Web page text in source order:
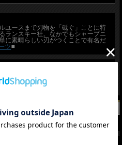
ユースまで刃物を「砥ぐ」ことに特
ランスキー社。なかでもシャープニ
に素晴らしい刃がつくことで有名だ
ツ■